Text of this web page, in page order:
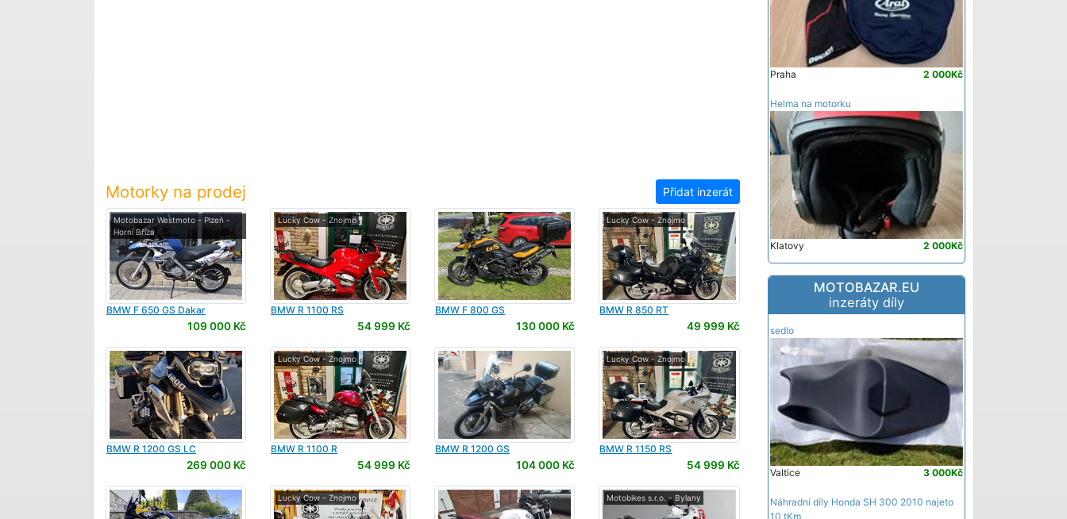
Motorky na prodej Přidat inzerát
Motobazar Westmoto - Plzeň -
Horní Bříza
BMW F 650 GS Dakar
109 000 Kč
Lucky Cow - Znojmo
BMW R 1100 RS
54 999 Kč
BMW F 800 GS
130 000 Kč
Lucky Cow - Znojmo
BMW R 850 RT
49 999 Kč
BMW R 1200 GS LC
269 000 Kč
Lucky Cow - Znojmo
BMW R 1100 R
54 999 Kč
BMW R 1200 GS
104 000 Kč
Lucky Cow - Znojmo
BMW R 1150 RS
54 999 Kč
Lucky Cow - Znojmo Motobikes s.r.o. - Bylany
2 000Kč
Praha
Helma na motorku
2 000Kč
Klatovy
MOTOBAZAR.EU
inzeráty díly
sedlo
3 000Kč
Valtice
Náhradní díly Honda SH 300 2010 najeto
10 tKm